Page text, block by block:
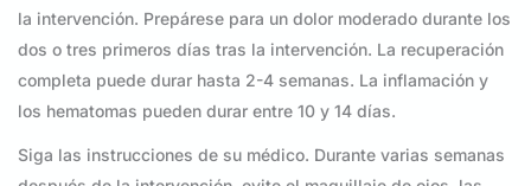
la intervención. Prepárese para un dolor moderado durante los
dos o tres primeros días tras la intervención. La recuperación
completa puede durar hasta 2-4 semanas. La inflamación y
los hematomas pueden durar entre 10 y 14 días.
Siga las instrucciones de su médico. Durante varias semanas